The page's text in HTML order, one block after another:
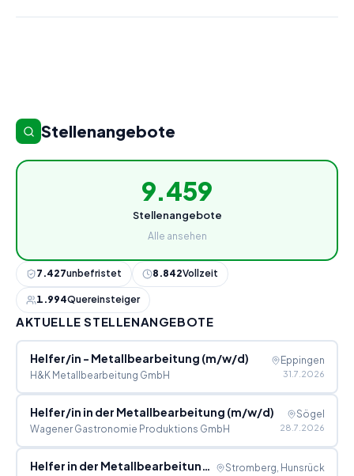
Stellenangebote
9.459
Stellenangebote
Alle ansehen
7.427unbefristet 8.842Vollzeit
1.994Quereinsteiger
AKTUELLE STELLENANGEBOTE
Helfer/in - Metallbearbeitung (m/w/d)
H&K Metallbearbeitung GmbH
Eppingen
31.7.2026
Helfer/in in der Metallbearbeitung (m/w/d)
Wagener Gastronomie Produktions GmbH
Sögel
28.7.2026
Helfer in der Metallbearbeitung (m/w/d)Stromberg, Hunsrück